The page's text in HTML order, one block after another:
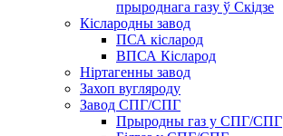
прыроднага газу ў Скідзе
Кіслародны завод
ПСА кісларод
ВПСА Кісларод
Ніртагенны завод
Захоп вугляроду
Завод СПГ/СПГ
Прыродны газ у СПГ/СПГ